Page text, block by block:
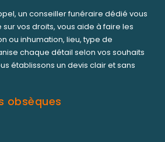
un conseiller funéraire dédié vous
vos droits, vous aide à faire les
ou inhumation, lieu, type de
chaque détail selon vos souhaits
établissons un devis clair et sans
obsèques